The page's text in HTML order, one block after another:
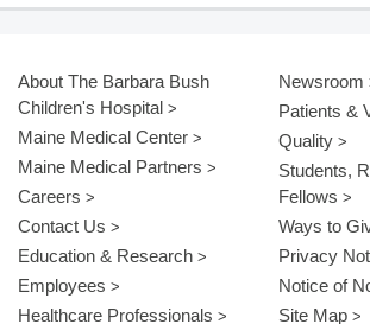
About The Barbara Bush
Children's Hospital
Maine Medical Center
Maine Medical Partners
Careers
Contact Us
Education & Research
Employees
Healthcare Professionals
Newsroom
Patients &
Quality
Students,
Fellows
Ways to
Privacy
Notice of
Site Map